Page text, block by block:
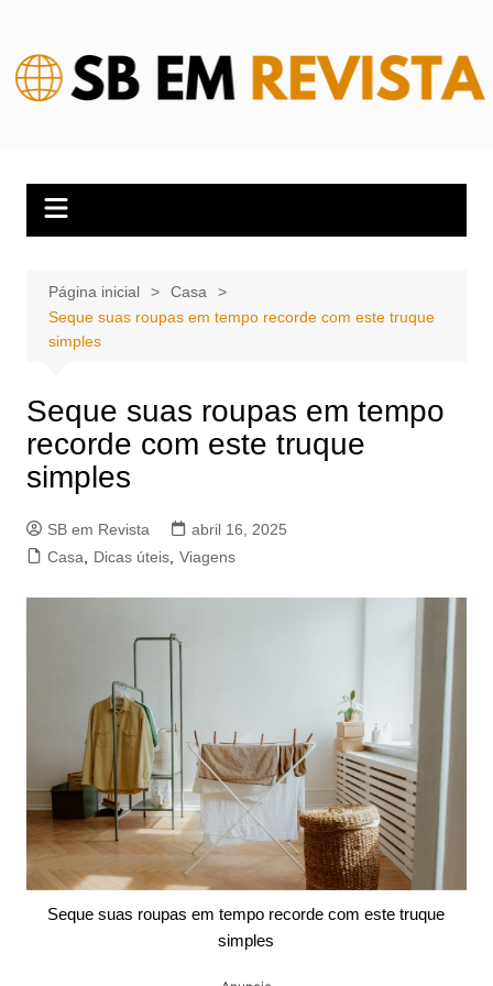
conteúdo
Página inicial
Casa
Seque suas roupas em tempo recorde com este truque
simples
Seque suas roupas em tempo
recorde com este truque
simples
SB em Revista
abril 16, 2025
Casa
Dicas úteis, Viagens
Seque suas roupas em tempo recorde com este truque
simples